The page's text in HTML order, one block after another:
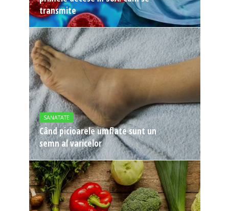
transmite
SANATATE
Când picioarele umflate sunt un
semn al varicelor